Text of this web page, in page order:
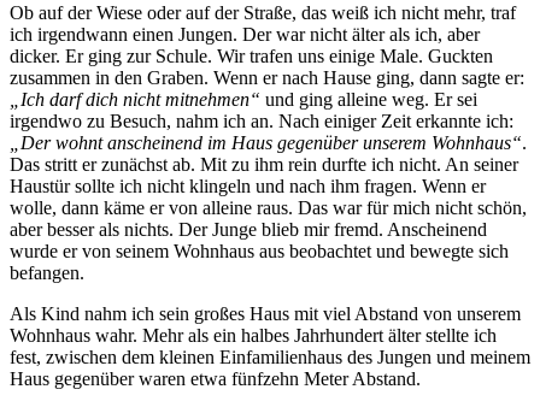
Ob auf der Wiese oder auf der Straße, das weiß ich nicht mehr, traf
ich irgendwann einen Jungen. Der war nicht älter als ich, aber
dicker. Er ging zur Schule. Wir trafen uns einige Male. Guckten
zusammen in den Graben. Wenn er nach Hause ging, dann sagte er:
„Ich darf dich nicht mitnehmen“ und ging alleine weg. Er sei
irgendwo zu Besuch, nahm ich an. Nach einiger Zeit erkannte ich:
„Der wohnt anscheinend im Haus gegenüber unserem Wohnhaus“.
Das stritt er zunächst ab. Mit zu ihm rein durfte ich nicht. An seiner
Haustür sollte ich nicht klingeln und nach ihm fragen. Wenn er
wolle, dann käme er von alleine raus. Das war für mich nicht schön,
aber besser als nichts. Der Junge blieb mir fremd. Anscheinend
wurde er von seinem Wohnhaus aus beobachtet und bewegte sich
befangen.
Als Kind nahm ich sein großes Haus mit viel Abstand von unserem
Wohnhaus wahr. Mehr als ein halbes Jahrhundert älter stellte ich
fest, zwischen dem kleinen Einfamilienhaus des Jungen und meinem
Haus gegenüber waren etwa fünfzehn Meter Abstand.